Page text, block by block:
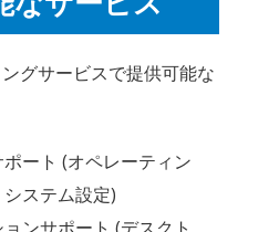
グサービスで提供可能な
ート (オペレーティン
ステム設定)